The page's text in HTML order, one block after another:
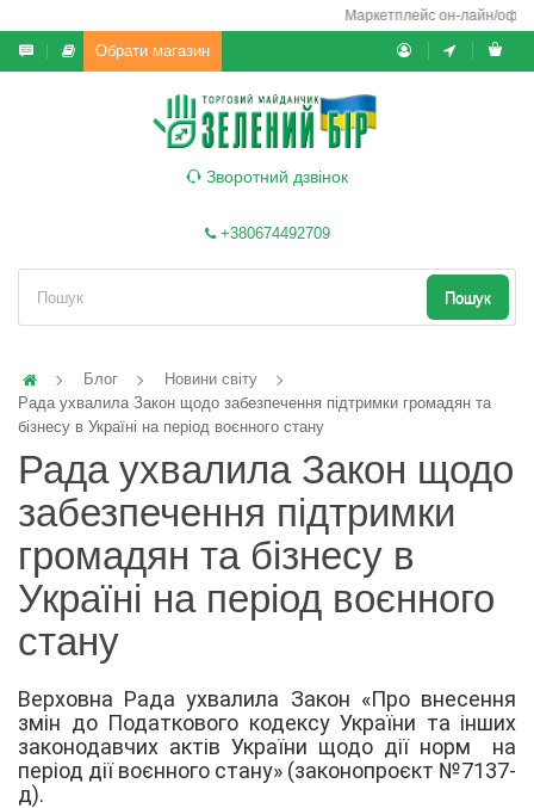
Маркетплейс он-лайн/офф-
Обрати магазин
Зворотний дзвінок
+380674492709
Пошук
Блог
Новини світу
Рада ухвалила Закон щодо забезпечення підтримки громадян та
бізнесу в Україні на період воєнного стану
Рада ухвалила Закон щодо
забезпечення підтримки
громадян та бізнесу в
Україні на період воєнного
стану
Верховна Рада ухвалила Закон «Про внесення
змін до Податкового кодексу України та інших
законодавчих актів України щодо дії норм на
період дії воєнного стану» (законопроєкт №7137-
д).